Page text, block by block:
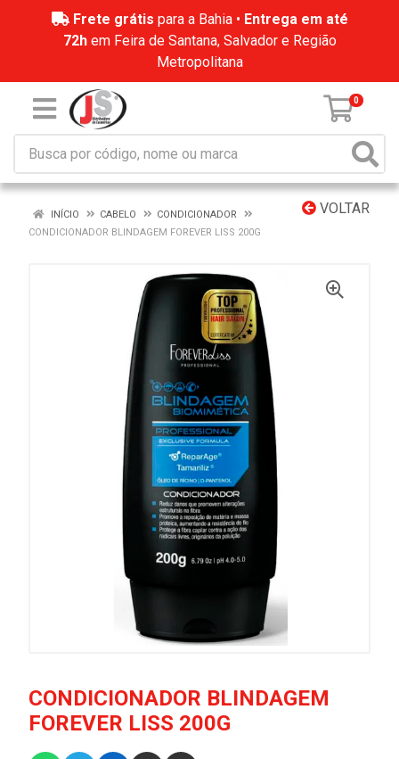
Frete grátis para a Bahia • Entrega em até
72hem Feira de Santana, Salvador e Região
Metropolitana
0
VOLTAR
INÍCIO CABELO
CONDICIONADOR
CONDICIONADOR BLINDAGEM FOREVER LISS 200G
CONDICIONADOR BLINDAGEM
FOREVER LISS 200G